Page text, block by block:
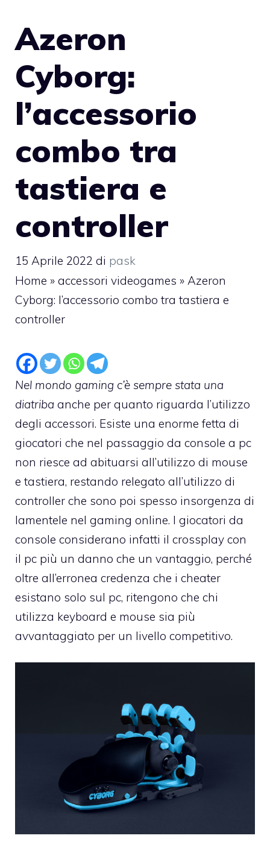
Azeron
Cyborg:
l’accessorio
combo tra
tastiera e
controller
15 Aprile 2022 di pask
Home » accessori videogames » Azeron
Cyborg: l’accessorio combo tra tastiera e
controller
Nel mondo gaming c’è sempre stata una
diatriba anche per quanto riguarda l’utilizzo
degli accessori. Esiste una enorme fetta di
giocatori che nel passaggio da console a pc
non riesce ad abituarsi all’utilizzo di mouse
e tastiera, restando relegato all’utilizzo di
controller che sono poi spesso insorgenza di
lamentele nel gaming online. I giocatori da
console considerano infatti il crossplay con
il pc più un danno che un vantaggio, perché
oltre all’erronea credenza che i cheater
esistano solo sul pc, ritengono che chi
utilizza keyboard e mouse sia più
avvantaggiato per un livello competitivo.